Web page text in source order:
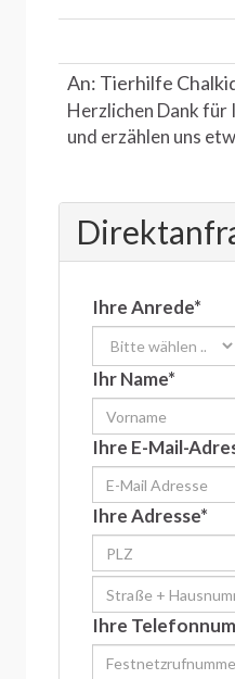
An: Tierhilfe
Herzlichen Dank für
und erzählen uns
Ihre Anrede*
Ihr Name*
Ihre E-Mail-
Ihre Adresse*
Ihre